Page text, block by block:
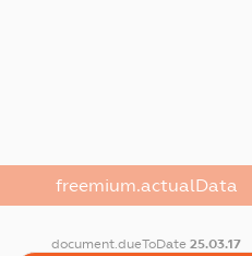
freemium.actualData
document.dueToDate25.03.17